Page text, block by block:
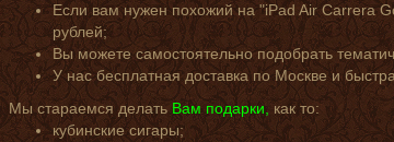
Если вам нужен похожий на "iPad Air Carrera
рублей;
Вы можете самостоятельно подобрать
У нас бесплатная доставка по Москве и
Мы стараемся делать Вам подарки,как то:
кубинские сигары;